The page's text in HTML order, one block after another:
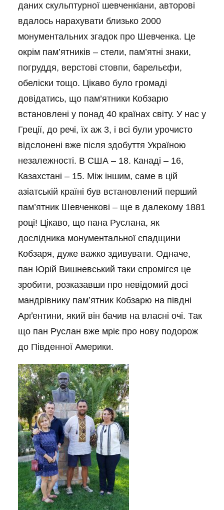
даних скульптурної шевченкіани, авторові
вдалось нарахувати близько 2000
монументальних згадок про Шевченка. Це
окрім пам’ятників – стели, пам’ятні знаки,
погруддя, верстові стовпи, барельєфи,
обеліски тощо. Цікаво було громаді
довідатись, що пам’ятники Кобзарю
встановлені у понад 40 країнах світу. У нас у
Греції, до речі, їх аж 3, і всі були урочисто
відслонені вже після здобуття Україною
незалежності. В США – 18. Канаді – 16,
Казахстані – 15. Між іншим, саме в цій
азіатській країні був встановлений перший
пам’ятник Шевченкові – ще в далекому 1881
році! Цікаво, що пана Руслана, як
дослідника монументальної спадщини
Кобзаря, дуже важко здивувати. Одначе,
пан Юрій Вишневський таки спромігся це
зробити, розказавши про невідомий досі
мандрівнику пам’ятник Кобзарю на півдні
Арґентини, який він бачив на власні очі. Так
що пан Руслан вже мріє про нову подорож
до Південної Америки.